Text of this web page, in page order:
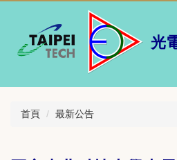
光
首頁 最新公告